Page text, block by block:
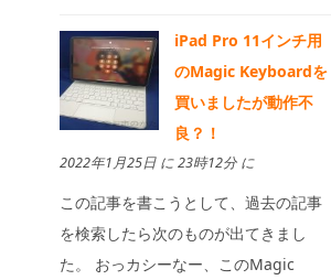
iPad Pro 11インチ用
のMagic Keyboardを
買いましたが動作不
良？！
2022年1月25日 に 23時12分 に
この記事を書こうとして、過去の記事
を検索したら次のものが出てきまし
た。 おっカシーなー、このMagic